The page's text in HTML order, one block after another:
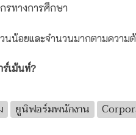
รทางการศึกษา
นน้อยและจำนวนมากตามความ
ร์เม้นท์?
ยูนิฟอร์มพนักงาน